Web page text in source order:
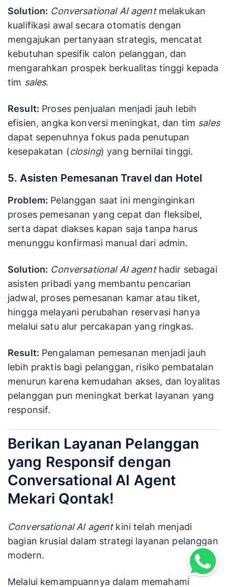
Solution: Conversational AI agentmelakukan
kualifikasi awal secara otomatis dengan
mengajukan pertanyaan strategis, mencatat
kebutuhan spesifik calon pelanggan, dan
mengarahkan prospek berkualitas tinggi kepada
tim sales.
Result: Proses penjualan menjadi jauh lebih
efisien, angka konversi meningkat, dan tim sales
dapat sepenuhnya fokus pada penutupan
kesepakatan (closing) yang bernilai tinggi.
5. Asisten Pemesanan Travel dan Hotel
Problem: Pelanggan saat ini menginginkan
proses pemesanan yang cepat dan fleksibel,
serta dapat diakses kapan saja tanpa harus
menunggu konfirmasi manual dari admin.
Solution: Conversational AI agenthadir sebagai
asisten pribadi yang membantu pencarian
jadwal, proses pemesanan kamar atau tiket,
hingga melayani perubahan reservasi hanya
melalui satu alur percakapan yang ringkas.
Result: Pengalaman pemesanan menjadi jauh
lebih praktis bagi pelanggan, risiko pembatalan
menurun karena kemudahan akses, dan loyalitas
pelanggan pun meningkat berkat layanan yang
responsif.
Berikan Layanan Pelanggan
yang Responsif dengan
Conversational AI Agent
Mekari Qontak!
Conversational AI agentkini telah menjadi
bagian krusial dalam strategi layanan pelanggan
modern.
Melalui kemampuannya dalam memahami